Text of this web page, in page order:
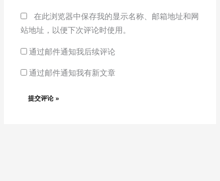
在此浏览器中保存我的显示名称、邮箱地址和网
站地址，以便下次评论时使用。
通过邮件通知我后续评论
通过邮件通知我有新文章